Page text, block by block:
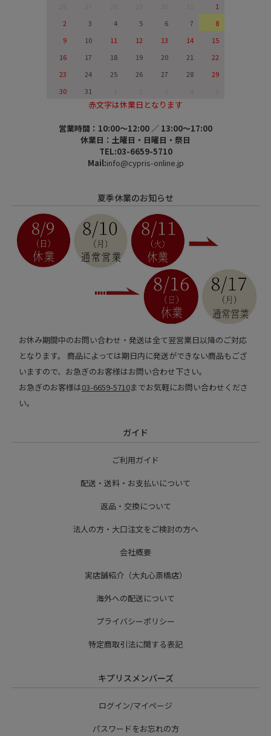
1
2
3 4 5 6 7
8
9
10 11 12 13 14
15
16
17 18 19 20 21
22
23
24 25 26 27 28
29
30
31
赤文字は休業日となります
営業時間：10:00～12:00 ／ 13:00～17:00
休業日：土曜日・日曜日・祭日
TEL:03-6659-5710
Mail:info@cypris-online.jp
夏季休業のお知らせ
お休み期間中のお問い合わせ・発送は全て翌営業日以降のご対応
となります。 商品によっては期日内に発送ができない商品もござ
いますので、お急ぎのお客様はお問い合わせ下さい。
お急ぎのお客様は03-6659-5710までお気軽にお問い合わせくださ
い。
ガイド
ご利用ガイド
配送・送料・お支払いについて
返品・交換について
法人の方・大口注文をご検討の方へ
会社概要
実店舗紹介（大丸心斎橋店）
海外への配送について
プライバシーポリシー
特定商取引法に関する表記
キプリスメンバーズ
ログイン/マイページ
パスワードをお忘れの方